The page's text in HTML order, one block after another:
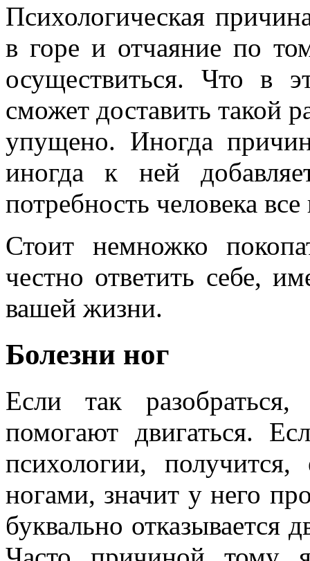
Психологическая
в горе и отчаяние по
осуществиться. Что в
сможет доставить такой
упущено. Иногда
иногда к ней
потребность человека
Стоит немножко
честно ответить себе,
вашей жизни.
Болезни ног
Если так
помогают двигаться.
психологии,
ногами, значит у него
буквально отказывается